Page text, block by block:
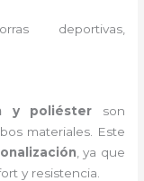
deportivas,
y poliéster son
materiales. Este
, ya que
y resistencia.